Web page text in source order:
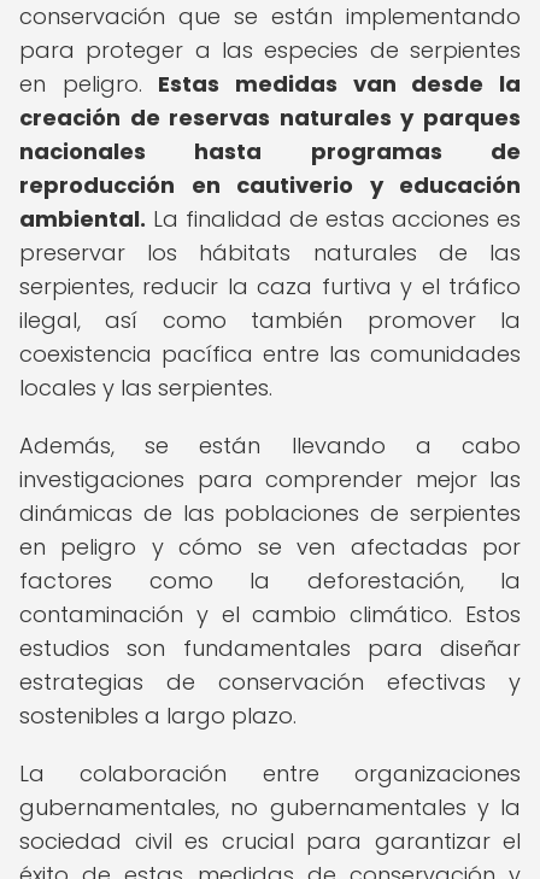
conservación que se están implementando
para proteger a las especies de serpientes
en peligro. Estas medidas van desde la
creación de reservas naturales y parques
nacionales hasta programas de
reproducción en cautiverio y educación
ambiental. La finalidad de estas acciones es
preservar los hábitats naturales de las
serpientes, reducir la caza furtiva y el tráfico
ilegal, así como también promover la
coexistencia pacífica entre las comunidades
locales y las serpientes.
Además, se están llevando a cabo
investigaciones para comprender mejor las
dinámicas de las poblaciones de serpientes
en peligro y cómo se ven afectadas por
factores como la deforestación, la
contaminación y el cambio climático. Estos
estudios son fundamentales para diseñar
estrategias de conservación efectivas y
sostenibles a largo plazo.
La colaboración entre organizaciones
gubernamentales, no gubernamentales y la
sociedad civil es crucial para garantizar el